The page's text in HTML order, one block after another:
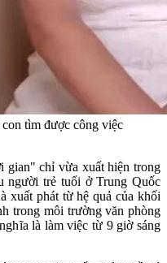
tìm được công việc
gian" chỉ vừa xuất hiện trong
người trẻ tuổi ở Trung Quốc
xuất phát từ hệ quả của khối
trong môi trường văn phòng
là làm việc từ 9 giờ sáng